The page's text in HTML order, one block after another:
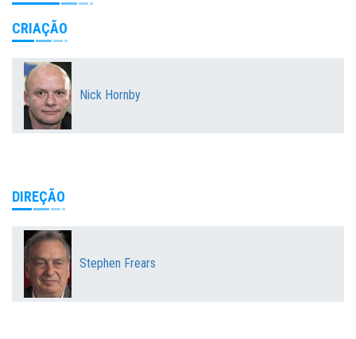
CRIAÇÃO
Nick Hornby
DIREÇÃO
Stephen Frears